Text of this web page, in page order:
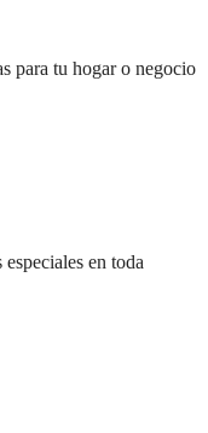
para tu hogar o negocio
en toda